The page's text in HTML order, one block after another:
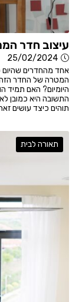
עיצוב חדר
25/02/2024
אחד מהחדרים
המטרה של החדר הזה
היומיום? האם תמיד
התשובה היא כמובן
תוהים כיצד עושים
תאורה לבית